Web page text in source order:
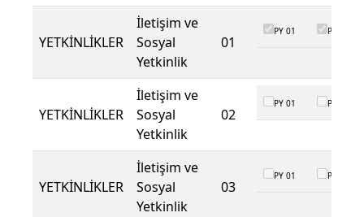
YETKİNLİKLER
İletişim ve
Sosyal
Yetkinlik
01
PY 01 PY 02
YETKİNLİKLER
İletişim ve
Sosyal
Yetkinlik
02
PY 01 PY 02
YETKİNLİKLER
İletişim ve
Sosyal
Yetkinlik
03
PY 01 PY 02